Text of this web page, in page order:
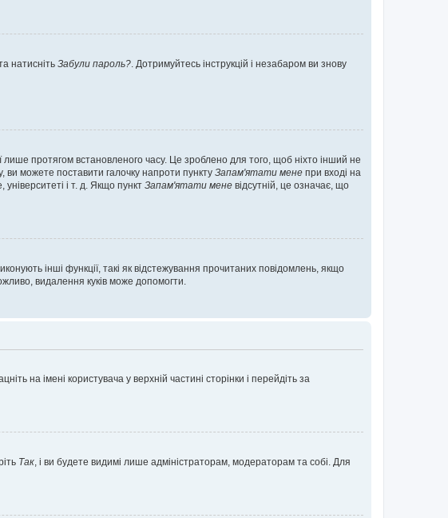
натисніть Забули пароль? . Дотримуйтесь інструкцій і незабаром ви знову
лише протягом встановленого часу. Це зроблено для того, щоб ніхто інший не
ви можете поставити галочку напроти пункту Запам'ятати мене при вході на
і т. д. Якщо пункт Запам'ятати мене відсутній, це означає, що
інші функції, такі як відстежування прочитаних повідомлень, якщо
видалення куків може допомогти.
на імені користувача у верхній частині сторінки і перейдіть за
Так , і ви будете видимі лише адміністраторам, модераторам та собі. Для